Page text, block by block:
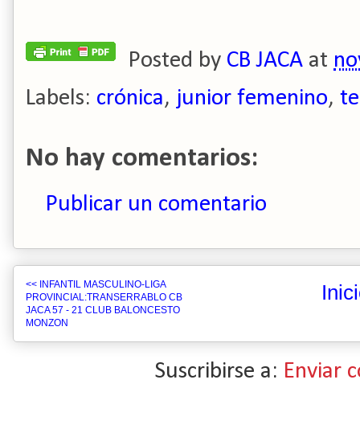
Posted by CB JACA at
Labels: crónica, junior femenino,
No hay comentarios:
Publicar un comentario
<< INFANTIL MASCULINO-LIGA
PROVINCIAL:TRANSERRABLO CB
JACA 57 - 21 CLUB BALONCESTO
MONZON
Suscribirse a: Enviar